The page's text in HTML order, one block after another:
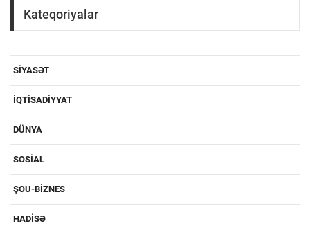
Kateqoriyalar
SIYASƏT
IQTISADIYYAT
DÜNYA
SOSIAL
ŞOU-BIZNES
HADISƏ